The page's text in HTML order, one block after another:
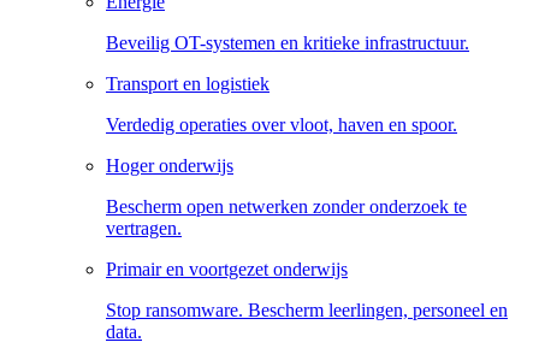
Beveilig OT-systemen en kritieke infrastructuur.
Transport en logistiek
Verdedig operaties over vloot, haven en spoor.
Hoger onderwijs
Bescherm open netwerken zonder onderzoek te
vertragen.
Primair en voortgezet onderwijs
Stop ransomware. Bescherm leerlingen, personeel en
data.